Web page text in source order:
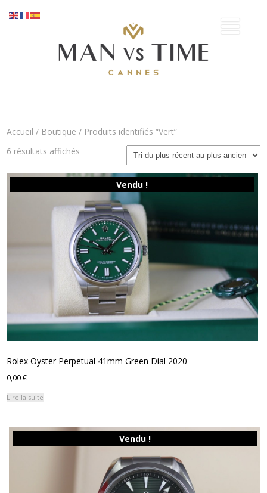
Accueil / Boutique / Produits identifiés “Vert”
6 résultats affichés
plus
au
plus
ancien
Vendu !
Rolex Oyster Perpetual 41mm Green Dial 2020
0,00€
Lire la suite
Vendu !